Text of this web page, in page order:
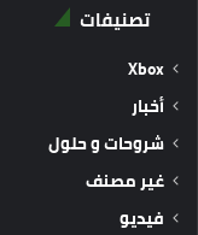
تصنيفات
Xbox
أخبار
شروحات و حلول
غير مصنف
فيديو